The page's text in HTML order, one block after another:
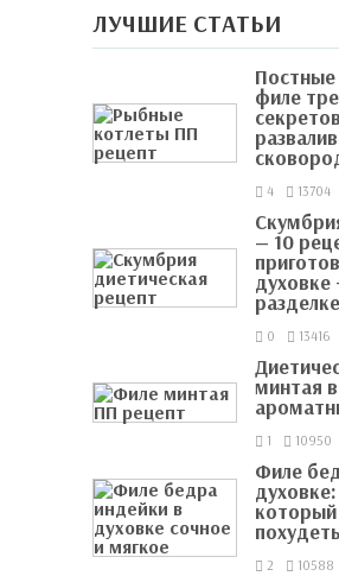
ЛУЧШИЕ СТАТЬИ
филе
4 13704
— 10
разделке
0 13416
минтая
1 10950
Филе
похудеть
2 10588